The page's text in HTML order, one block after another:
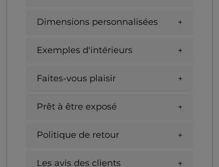
Dimensions personnalisées
Exemples d'intérieurs
Faites-vous plaisir
Prêt à être exposé
Politique de retour
Les avis des clients